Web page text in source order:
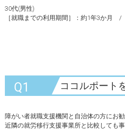
30代(男性)
［就職までの利用期間］：約1年3か月
Q1
ココルポート
障がい者就職支援機関と自治体の方にお
近隣の就労移行支援事業所と比較しても